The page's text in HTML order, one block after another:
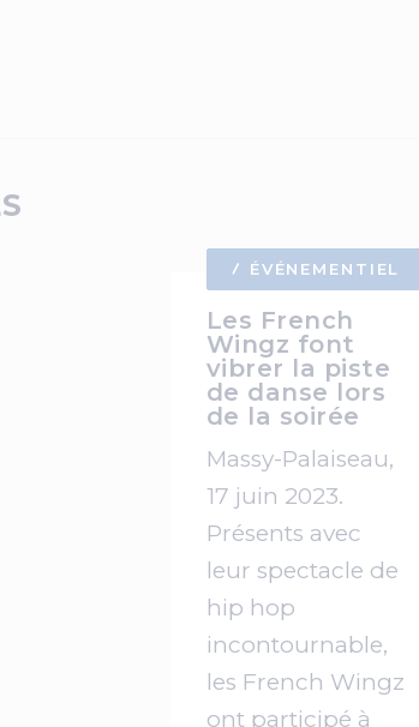
ÉVÉNEMENTIEL
Les French
Wingz font
vibrer la piste
de danse lors
de la soirée
Massy-Palaiseau,
17 juin 2023.
Présents avec
leur spectacle de
hip hop
incontournable,
les French Wingz
ont participé à